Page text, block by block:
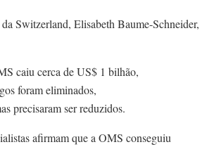
Switzerland, Elisabeth Baume-Schneider,
caiu cerca de US$ 1 bilhão,
foram eliminados,
precisaram ser reduzidos.
afirmam que a OMS conseguiu